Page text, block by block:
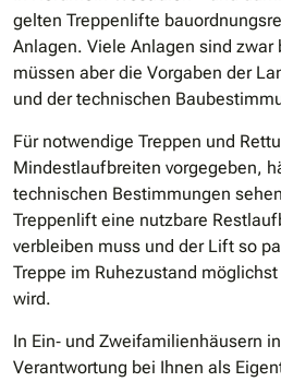
gelten Treppenlifte
Anlagen. Viele Anlagen sind
müssen aber die Vorgaben der
und der technischen
Für notwendige Treppen und
Mindestlaufbreiten vorgegeben,
technischen Bestimmungen
Treppenlift eine nutzbare
verbleiben muss und der Lift so
Treppe im Ruhezustand
wird.
In Ein‐ und Zweifamilienhäusern
Verantwortung bei Ihnen als